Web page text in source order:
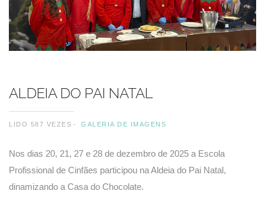
ALDEIA DO PAI NATAL
LIDO 587 VEZES GALERIA DE IMAGENS
Nos dias 20, 21, 27 e 28 de dezembro de 2025 a Escola
Profissional de Cinfães participou na Aldeia do Pai Natal,
dinamizando a Casa do Chocolate.